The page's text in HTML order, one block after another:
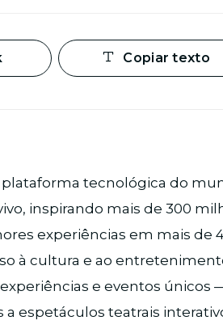
Copiar texto
plataforma tecnológica do
inspirando mais de 300
experiências em mais de
à cultura e ao
e eventos únicos
a espetáculos teatrais